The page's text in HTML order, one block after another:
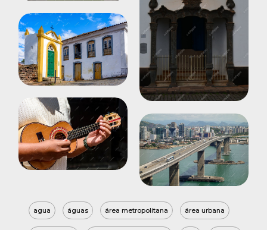
agua águas área metropolitana área urbana